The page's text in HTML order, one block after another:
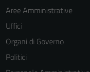
Aree Amministrative
Uffici
Organi di Governo
Politici